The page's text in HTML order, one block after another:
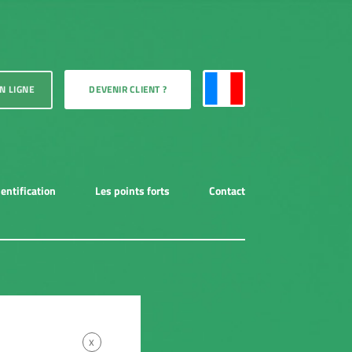
DEVENIR CLIENT ?
Les points forts Contact
x